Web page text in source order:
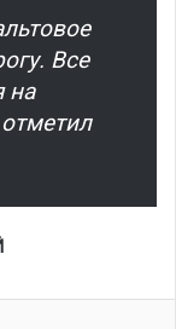
Все
на